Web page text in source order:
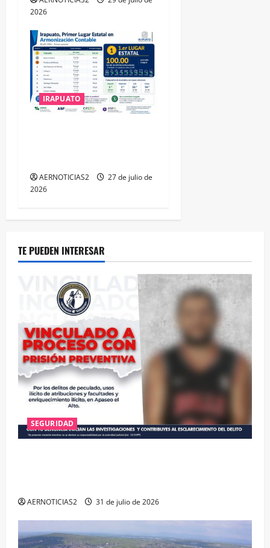
2026
IRAPUATO
AERNOTICIAS2
27 de julio de
2026
TE PUEDEN INTERESAR
SEGURIDAD
AERNOTICIAS2 31 de julio de 2026